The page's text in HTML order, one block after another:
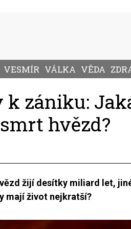
VESMÍR VÁLKA VĚDA
k zániku:
hvězd?
žijí desítky miliard let,
mají život nejkratší?